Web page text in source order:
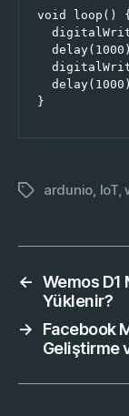
void loop()
}
Etiketler
ardunio, IoT,
← Wemos D1
Yüklenir?
→
Facebook
Geliştirme